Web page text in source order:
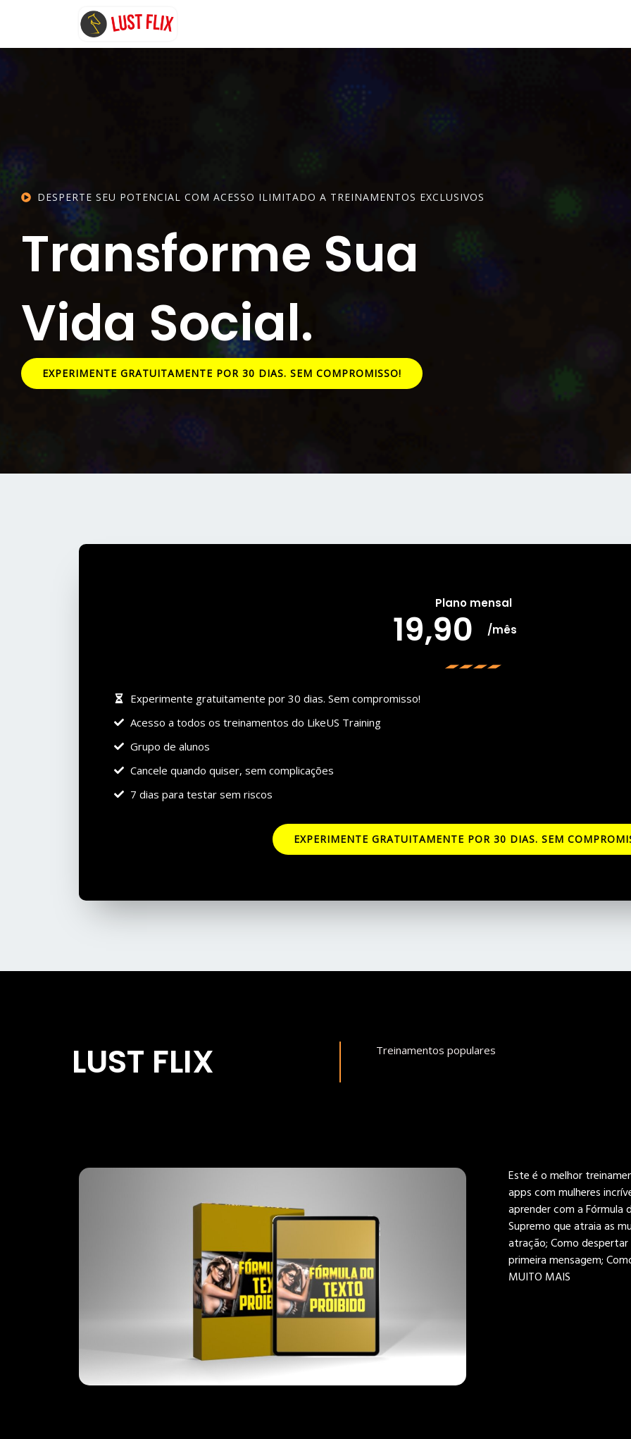
DESPERTE SEU POTENCIAL COM ACESSO ILIMITADO A TREINAMENTOS EXCLUSIVOS
Transforme Sua
Vida Social.
EXPERIMENTE GRATUITAMENTE POR 30 DIAS. SEM COMPROMISSO!
Plano mensal
19,90 /mês
Experimente gratuitamente por 30 dias. Sem compromisso!
Acesso a todos os treinamentos do LikeUS Training
Grupo de alunos
Cancele quando quiser, sem complicações
7 dias para testar sem riscos
EXPERIMENTE GRATUITAMENTE POR 30 DIAS. SEM
LUST FLIX Treinamentos populares
Este é o melhor
apps com mulheres
aprender com a
Supremo que atraia as
atração; Como
primeira mensagem;
MUITO MAIS